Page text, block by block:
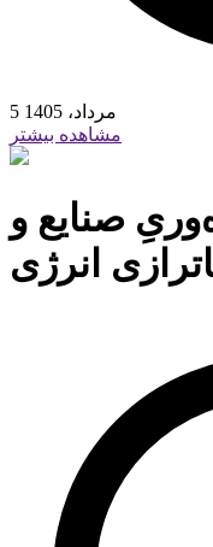
5 مرداد، 1405
مشاهده بیشتر
صنایع و